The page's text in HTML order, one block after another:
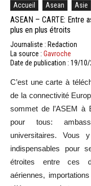
Accueil Asean Asie
ASEAN – CARTE: Entre
plus en plus étroits
Journaliste : Redaction
La source : Gavroche
Date de publication : 19/10/
C’est une carte à
de la connectivité
sommet de l’ASEM à
pour tous:
universitaires. Vous
indispensables pour
étroites entre ces
aériennes,